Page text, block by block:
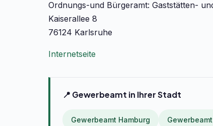
Ordnungs-und Bürgeramt: Gaststätten-
Kaiserallee 8
76124 Karlsruhe
Internetseite
📍 Gewerbeamt in Ihrer Stadt
Gewerbeamt Hamburg